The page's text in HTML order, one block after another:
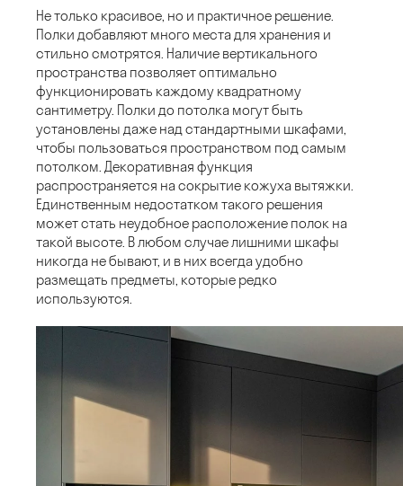
Не только красивое, но и практичное решение.
Полки добавляют много места для хранения и
стильно смотрятся. Наличие вертикального
пространства позволяет оптимально
функционировать каждому квадратному
сантиметру. Полки до потолка могут быть
установлены даже над стандартными шкафами,
чтобы пользоваться пространством под самым
потолком. Декоративная функция
распространяется на сокрытие кожуха вытяжки.
Единственным недостатком такого решения
может стать неудобное расположение полок на
такой высоте. В любом случае лишними шкафы
никогда не бывают, и в них всегда удобно
размещать предметы, которые редко
используются.